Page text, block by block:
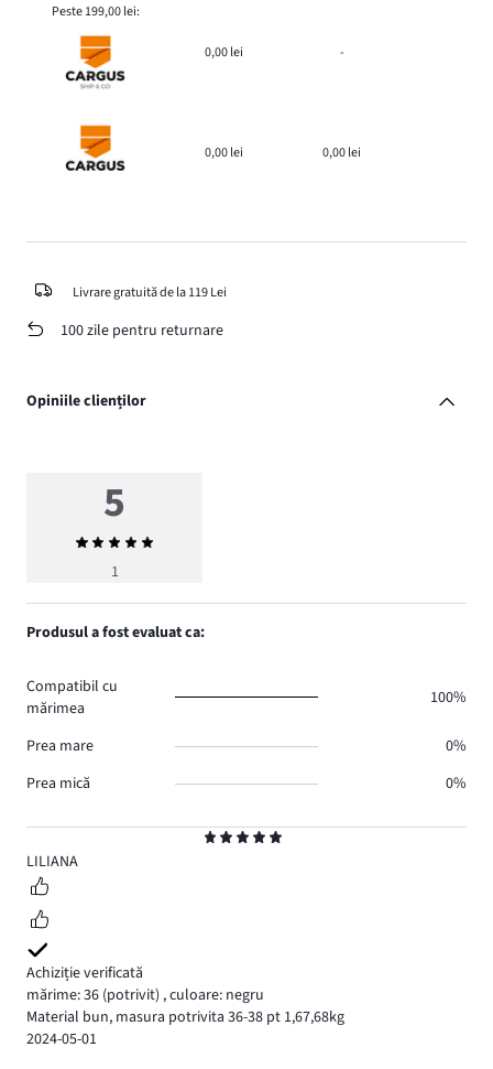
Peste 199,00 lei:
0,00 lei -
0,00 lei 0,00 lei
Livrare gratuită de la 119 Lei
100 zile pentru returnare
Opiniile clienților
5LILIANA
Achiziție verificată
mărime: 36 (potrivit) ,culoare: negru
Material bun, masura potrivita 36-38 pt 1,67,68kg
2024-05-01
5
Evaluarea
medie
1
Produsul a fost evaluat ca:
Compatibil cu
mărimea
100%
Prea mare
0%
Prea mică
0%